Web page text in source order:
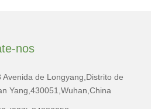
nos
Avenida de Longyang,Distrito de
Yang,430051,Wuhan,China